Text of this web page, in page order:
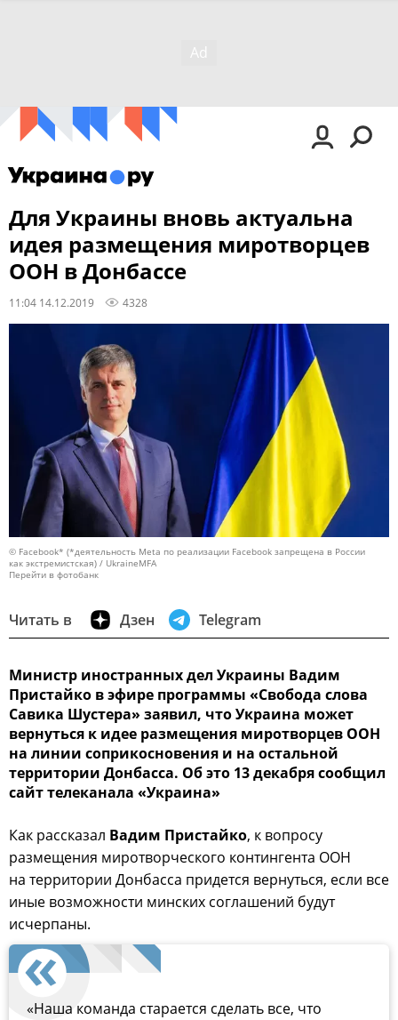
Для Украины вновь актуальна
идея размещения миротворцев
ООН в Донбассе
11:04 14.12.2019 4328
© Facebook* (*деятельность Meta по реализации Facebook запрещена в России
как экстремистская) / UkraineMFA
Перейти в фотобанк
Читать в Дзен Telegram
Министр иностранных дел Украины Вадим
Пристайко в эфире программы «Свобода слова
Савика Шустера» заявил, что Украина может
вернуться к идее размещения миротворцев ООН
на линии соприкосновения и на остальной
территории Донбасса. Об это 13 декабря сообщил
сайт телеканала «Украина»
Как рассказал Вадим Пристайко, к вопросу
размещения миротворческого контингента ООН
на территории Донбасса придется вернуться, если все
иные возможности минских соглашений будут
исчерпаны.
«Наша команда старается сделать все, что